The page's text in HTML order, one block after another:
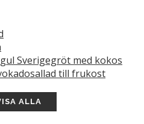
Sverigegröt med kokos
till frukost
ALLA